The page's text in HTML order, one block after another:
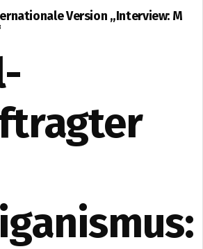
Version „Interview: M